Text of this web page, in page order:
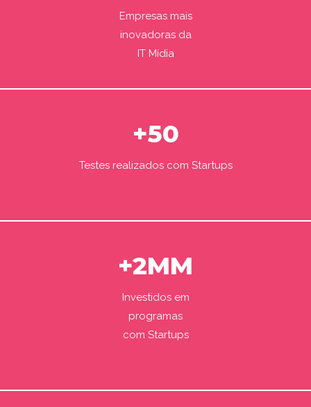
Empresas mais
inovadoras da
IT Mídia
+50
Testes realizados com Startups
+2MM
Investidos em
programas
com Startups